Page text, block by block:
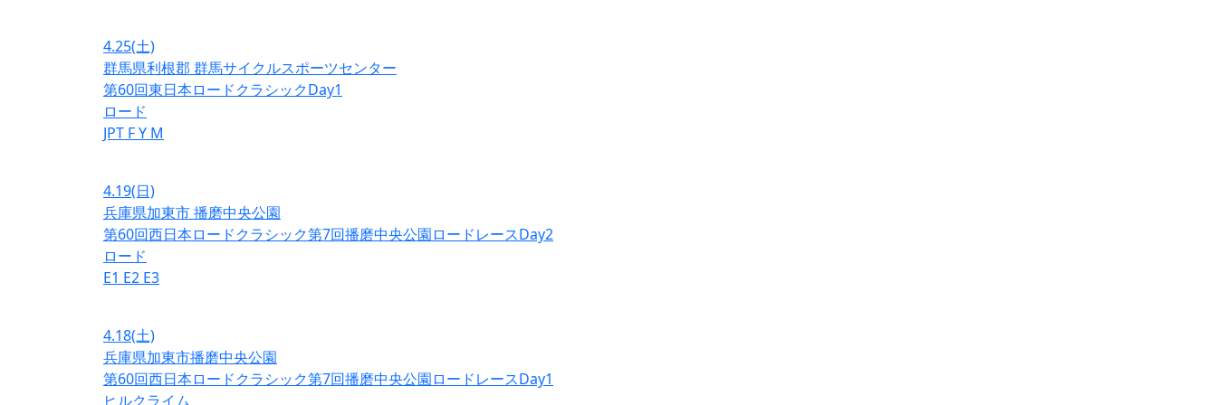
4.25(土)
群馬県利根郡 群馬サイクルスポーツセンター
第60回東日本ロードクラシックDay1
ロード
JPT FY M
4.19(日)
兵庫県加東市 播磨中央公園
第60回西日本ロードクラシック第7回播磨中央公園ロードレースDay2
ロード
E1 E2 E3
4.18(土)
兵庫県加東市播磨中央公園
第60回西日本ロードクラシック第7回播磨中央公園ロードレースDay1
ヒルクライム